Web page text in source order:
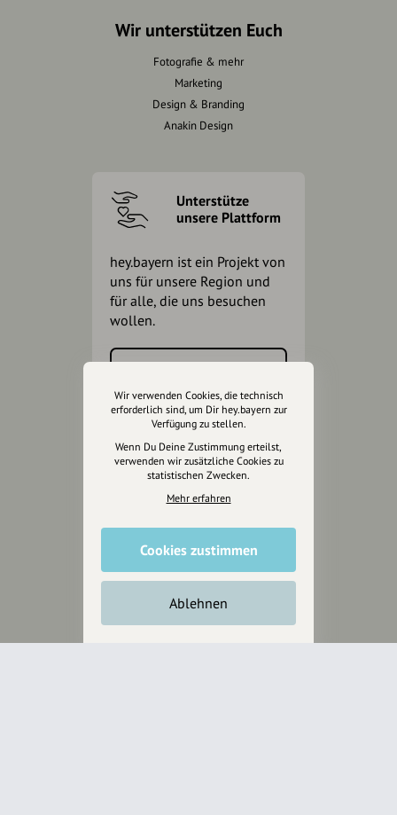
Wir unterstützen Euch
Fotografie & mehr
Marketing
Design & Branding
Anakin Design
Unterstütze
unsere Plattform
hey.bayern ist ein Projekt von
uns für unsere Region und
für alle, die uns besuchen
wollen.
Jetzt unterstützen
Wir können leider keine
Spendenquittung ausstellen.
Wir verwenden Cookies, die technisch
erforderlich sind, um Dir hey.bayern zur
Verfügung zu stellen.
Wenn Du Deine Zustimmung erteilst,
verwenden wir zusätzliche Cookies zu
statistischen Zwecken.
Mehr erfahren
Cookies zustimmen
Ablehnen